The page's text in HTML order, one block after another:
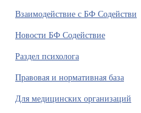
Взаимодействие с БФ Содействие
Новости БФ Содействие
Раздел психолога
Правовая и нормативная база
Для медицинских организаций